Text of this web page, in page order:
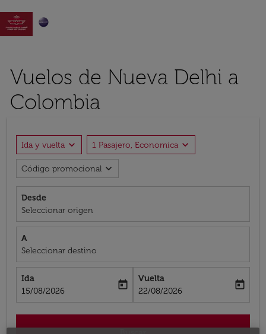

Vuelos de Nueva Delhi a
Colombia
Ida y vuelta expand_more 1 Pasajero, Economica expand_more
Código promocional expand_more
Desde
Seleccionar origen
A
Seleccionar destino
Ida
fc-booking-departure-date-aria-label
15/08/2026
today
Vuelta
fc-booking-return-date-aria-label
22/08/2026
today